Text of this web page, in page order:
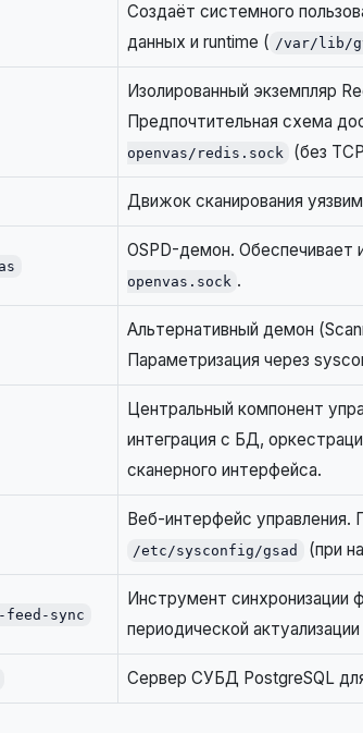
Создаёт системного
данных и runtime ( /var/lib/
Изолированный экземпляр
Предпочтительная схема
openvas/redis.sock
(без
Движок сканирования
OSPD-демон. Обеспечивает
openvas.sock .
Альтернативный демон
Параметризация через
Центральный компонент
интеграция с БД,
сканерного интерфейса.
Веб-интерфейс управления.
/etc/sysconfig/gsad (при
feed-sync
Инструмент синхронизации
периодической
Сервер СУБД PostgreSQL